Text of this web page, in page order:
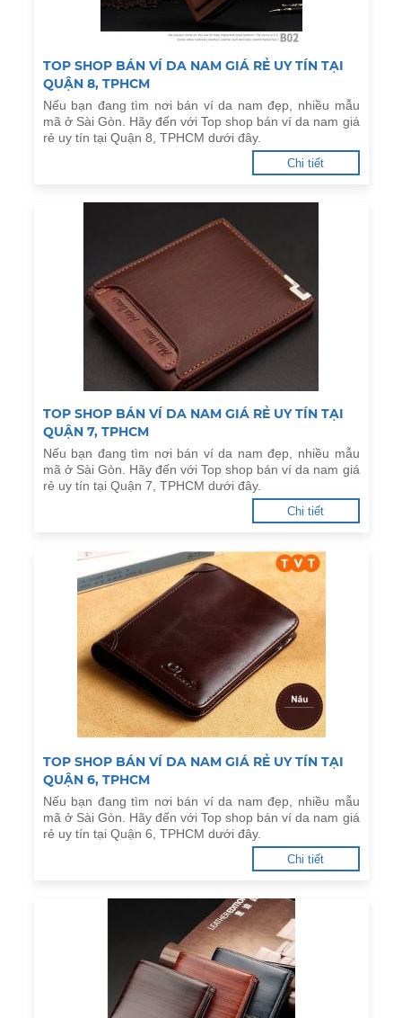
TOP SHOP BÁN VÍ DA NAM GIÁ RẺ UY TÍN TẠI
QUẬN 8, TPHCM
Nếu bạn đang tìm nơi bán ví da nam đẹp, nhiều mẫu
mã ở Sài Gòn. Hãy đến với Top shop bán ví da nam giá
rẻ uy tín tại Quận 8, TPHCM dưới đây.
Chi tiết
TOP SHOP BÁN VÍ DA NAM GIÁ RẺ UY TÍN TẠI
QUẬN 7, TPHCM
Nếu bạn đang tìm nơi bán ví da nam đẹp, nhiều mẫu
mã ở Sài Gòn. Hãy đến với Top shop bán ví da nam giá
rẻ uy tín tại Quận 7, TPHCM dưới đây.
Chi tiết
TOP SHOP BÁN VÍ DA NAM GIÁ RẺ UY TÍN TẠI
QUẬN 6, TPHCM
Nếu bạn đang tìm nơi bán ví da nam đẹp, nhiều mẫu
mã ở Sài Gòn. Hãy đến với Top shop bán ví da nam giá
rẻ uy tín tại Quận 6, TPHCM dưới đây.
Chi tiết